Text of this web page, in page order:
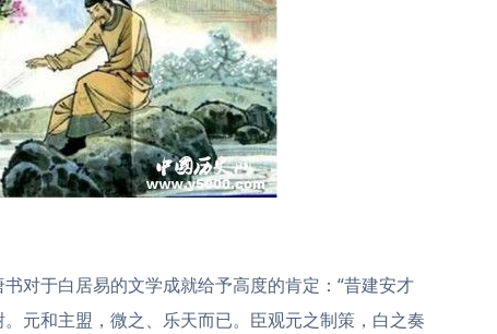
对于白居易的文学成就给予高度的肯定：“昔建安才
元和主盟，微之、乐天而已。臣观元之制策，白之奏